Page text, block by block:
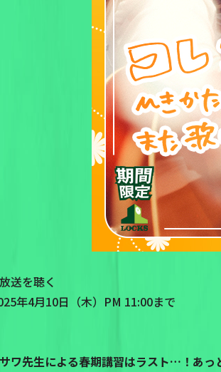
送を聴く
年4月10日（木）PM 11:00まで
ワ先生による春期講習はラスト…！あ